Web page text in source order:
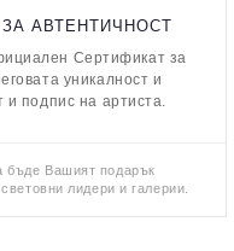
АВТЕНТИЧНОСТ
Сертификат за
уникалност и
подпис на артиста.
бъде Вашият подарък
лидери и галерии.